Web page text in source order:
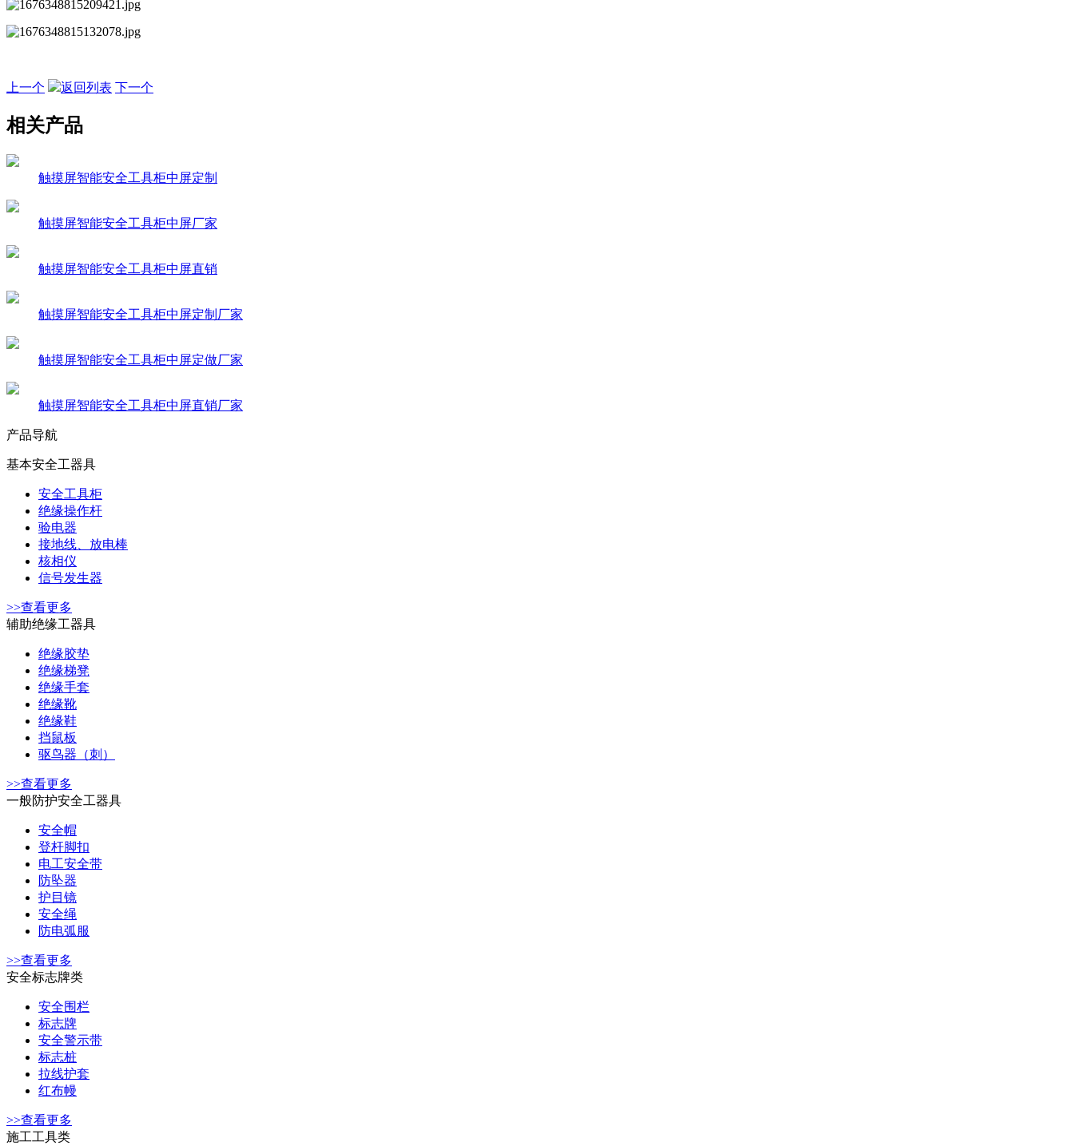
上一个 返回列表 下一个
相关产品
触摸屏智能安全工具柜中屏定制
触摸屏智能安全工具柜中屏厂家
触摸屏智能安全工具柜中屏直销
触摸屏智能安全工具柜中屏定制厂家
触摸屏智能安全工具柜中屏定做厂家
触摸屏智能安全工具柜中屏直销厂家
产品导航
基本安全工器具
安全工具柜
绝缘操作杆
验电器
接地线、放电棒
核相仪
信号发生器
>>查看更多
辅助绝缘工器具
绝缘胶垫
绝缘梯凳
绝缘手套
绝缘靴
绝缘鞋
挡鼠板
驱鸟器（刺）
>>查看更多
一般防护安全工器具
安全帽
登杆脚扣
电工安全带
防坠器
护目镜
安全绳
防电弧服
>>查看更多
安全标志牌类
安全围栏
标志牌
安全警示带
标志桩
拉线护套
红布幔
>>查看更多
施工工具类